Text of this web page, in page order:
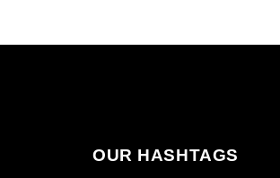
OUR HASHTAGS